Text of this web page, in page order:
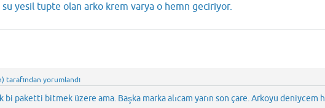
yesil tupte olan arko krem varya o hemn geciriyor.
tarafından yorumlandı
bi paketti bitmek üzere ama. Başka marka alıcam yarın son çare. Arkoyu deniycem